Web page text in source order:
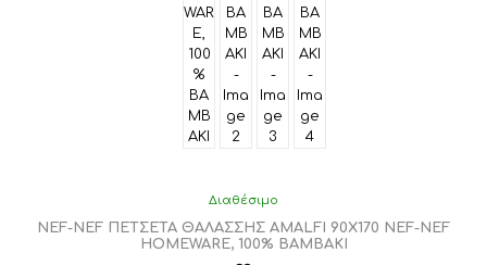
Διαθέσιμο
NEF-NEF ΠΕΤΣΕΤΑ ΘΑΛΑΣΣΗΣ AMALFI 90X170 NEF-NEF
HOMEWARE, 100% ΒΑΜΒΑΚΙ